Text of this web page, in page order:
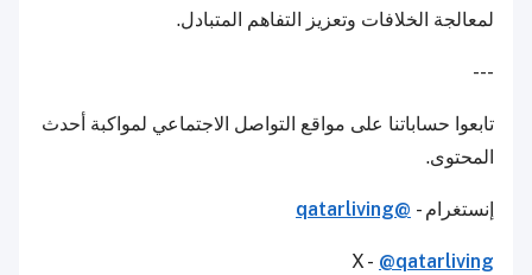
لمعالجة الخلافات وتعزيز التفاهم المتبادل.
---
تابعوا حساباتنا على مواقع التواصل الاجتماعي لمواكبة أحدث
المحتوى.
إنستغرام - @qatarliving
X - @qatarliving